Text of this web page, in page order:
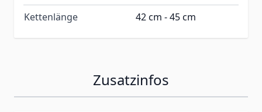
Kettenlänge
42 cm - 45 cm
Zusatzinfos